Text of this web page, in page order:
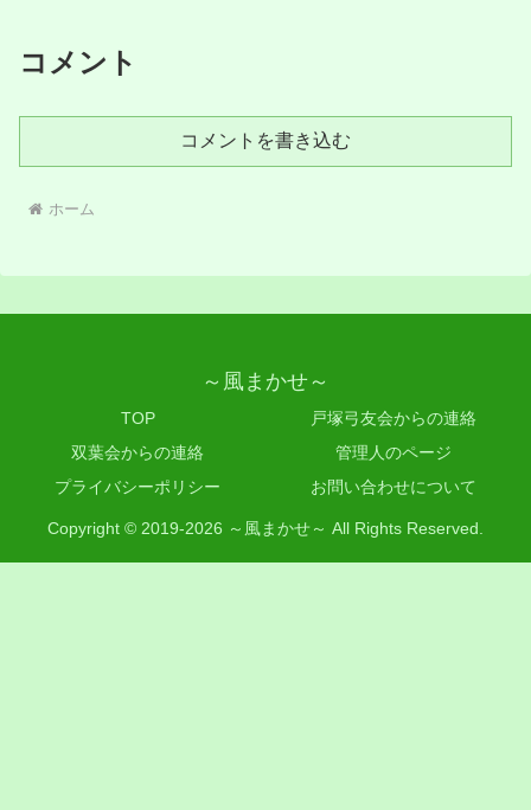
コメント
コメントを書き込む
ホーム
～風まかせ～
TOP
戸塚弓友会からの連絡
双葉会からの連絡
管理人のページ
プライバシーポリシー
お問い合わせについて
Copyright © 2019-2026 ～風まかせ～ All Rights Reserved.